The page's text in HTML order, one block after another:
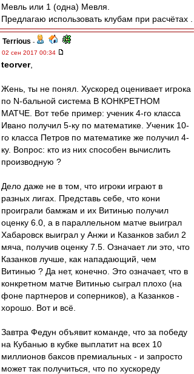
Мевль или 1 (одна) Мевля.
Предлагаю использовать клубам при расчётах .
Terrious -
02 сен 2017 00:34
teorver,
Жень, ты не понял. Хускоред оценивает игрока
по N-бальной система В КОНКРЕТНОМ
МАТЧЕ. Вот тебе пример: ученик 4-го класса
Ивано получил 5-ку по математике. Ученик 10-
го класса Петров по математике же получил 4-
ку. Вопрос: кто из них способен вычислить
производную ?
Дело даже не в том, что игроки играют в
разных лигах. Представь себе, что кони
проиграли бамжам и их Витинью получил
оценку 6.0, а в параллельном матче выиграл
Хабаровск выиграл у Анжи и Казанков забил 2
мяча, получив оценку 7.5. Означает ли это, что
Казанков лучше, как нападающий, чем
Витинью ? Да нет, конечно. Это означает, что в
конкретном матче Витинью сыграл плохо (на
фоне партнеров и соперников), а Казанков -
хорошо. Вот и всё.
Завтра Федун объявит команде, что за победу
на Кубанью в кубке выплатит на всех 10
миллионов баксов премиальных - и запросто
может так получиться, что по хускореду